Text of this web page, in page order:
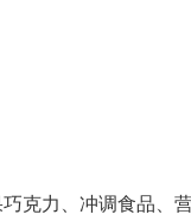
克力、冲调食品、